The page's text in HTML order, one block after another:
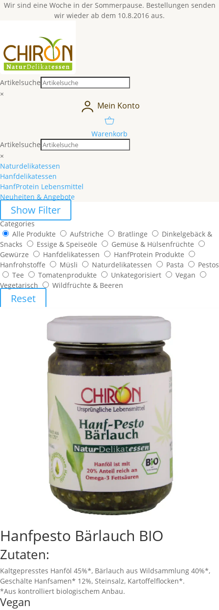
Wir sind eine Woche in der Sommerpause. Bestellungen senden
wir wieder ab dem 10.8.2016 aus.
Artikelsuche
×
Mein Konto
Warenkorb
Artikelsuche
×
Naturdelikatessen
Hanfdelikatessen
HanfProtein Lebensmittel
Neuheiten & Angebote
Show Filter
Categories
Alle Produkte
Aufstriche Bratlinge
Dinkelgebäck &
Snacks
Essige & Speiseöle
Gemüse & Hülsenfrüchte
Gewürze
Hanfdelikatessen
HanfProtein Produkte
Hanfrohstoffe
Müsli Naturdelikatessen Pasta
Pestos
Tee
Tomatenprodukte Unkategorisiert
Vegan
Vegetarisch
Wildfrüchte & Beeren
Reset
Hanfpesto Bärlauch BIO
Zutaten:
Kaltgepresstes Hanföl 45%*, Bärlauch aus Wildsammlung 40%*,
Geschälte Hanfsamen* 12%, Steinsalz, Kartoffelflocken*.
*Aus kontrolliert biologischem Anbau.
Vegan